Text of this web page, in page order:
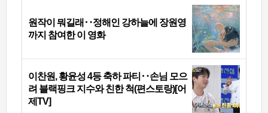
원작이 뭐길래‥정해인 강하늘에 장원영
까지 참여한 이 영화
이찬원, 황윤성 4등 축하 파티‥손님 모으
려 블랙핑크 지수와 친한 척(편스토랑)[어
제TV]